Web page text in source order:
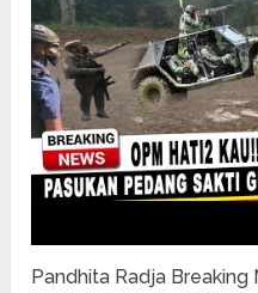
Pandhita Radja